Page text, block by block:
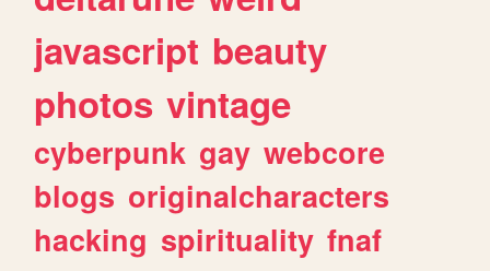
javascript beauty
photos vintage
cyberpunk gay webcore
blogs originalcharacters
hacking spirituality fnaf